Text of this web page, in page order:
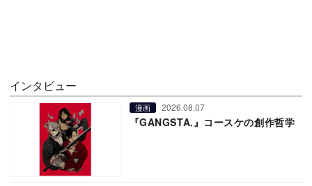
インタビュー
漫画 2026.08.07
『GANGSTA.』コースケの創作哲学